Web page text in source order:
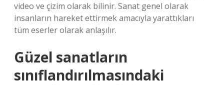
video ve çizim olarak bilinir. Sanat genel olarak
insanların hareket ettirmek amacıyla yarattıkları
tüm eserler olarak anlaşılır.
Güzel sanatların
sınıflandırılmasındaki